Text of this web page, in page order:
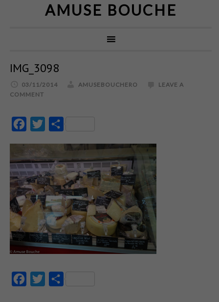
AMUSE BOUCHE
IMG_3098
03/11/2014 AMUSEBOUCHERO
LEAVE A
COMMENT
FacebookTwitter
FacebookTwitter